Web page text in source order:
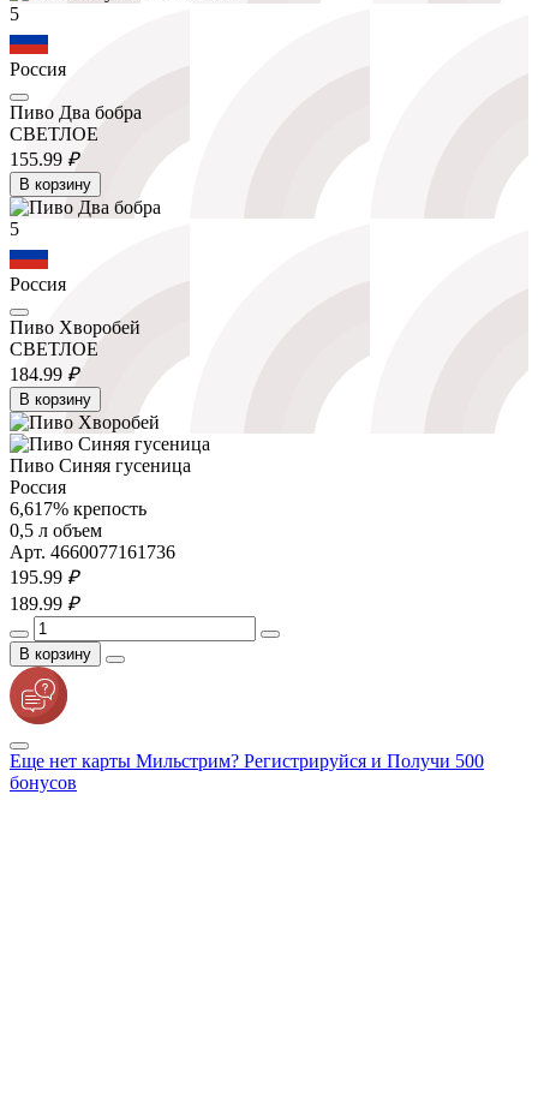
5
Россия
Пиво Два бобра
СВЕТЛОЕ
155.99 ₽
В корзину
5
Россия
Пиво Хворобей
СВЕТЛОЕ
184.99 ₽
В корзину
Пиво Синяя гусеница
Россия
6,617% крепость
0,5 л объем
Арт. 4660077161736
195.99 ₽
189.99 ₽
В корзину
Еще нет карты Мильстрим? Регистрируйся и Получи 500
бонусов